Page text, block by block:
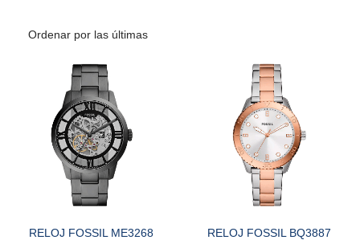
RELOJ FOSSIL ME3268 RELOJ FOSSIL BQ3887